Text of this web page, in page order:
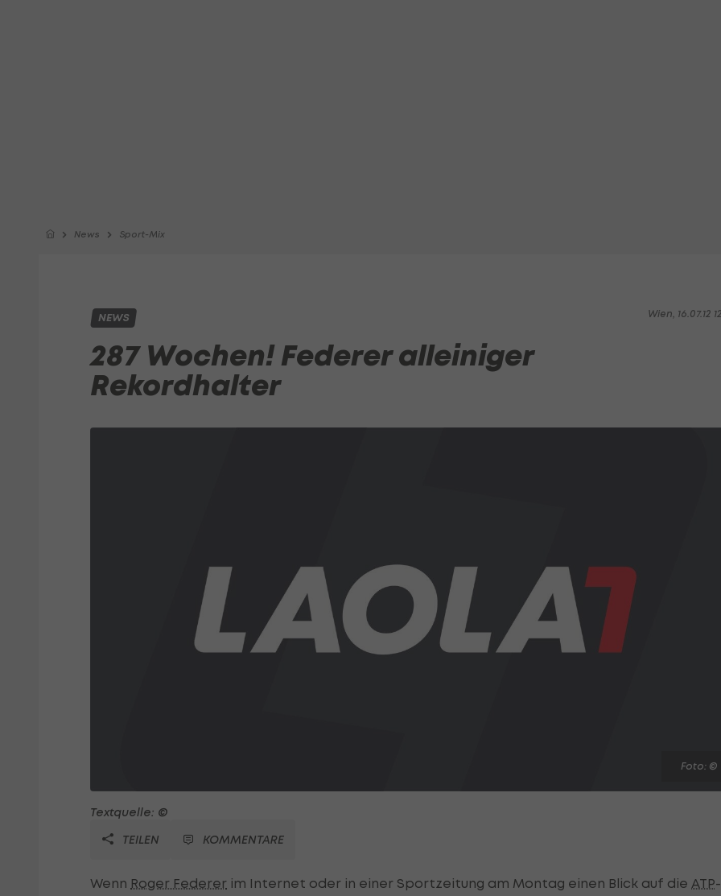
News Sport-Mix
Wien, 16.07.12
NEWS
287 Wochen! Federer alleiniger
Rekordhalter
Foto: ©
Textquelle: ©
TEILEN
KOMMENTARE
Wenn Roger Federer im Internet oder in einer Sportzeitung am Montag einen Blick auf die ATP-